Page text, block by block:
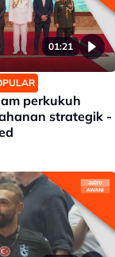
01:21
perkukuh
strategik -